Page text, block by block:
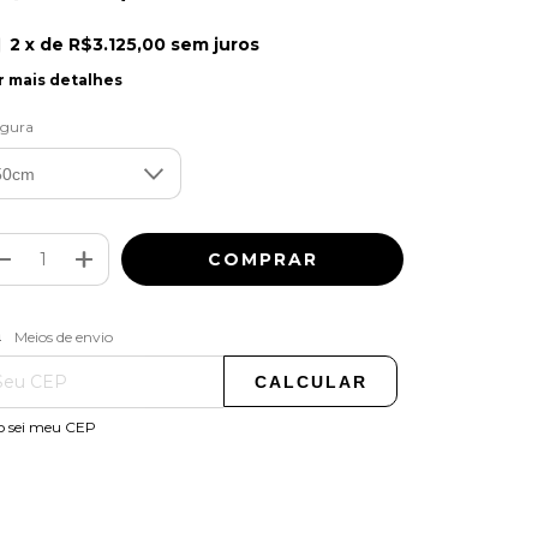
2 x de R$3.125,00 sem juros
mais detalhes
para o CEP:
Meios de envio
CALCULAR
sei meu CEP